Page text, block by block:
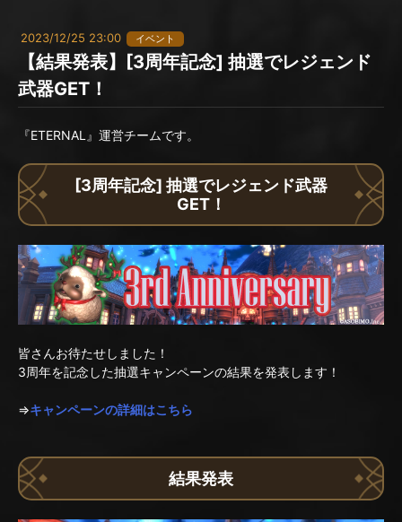
2023/12/25 23:00 イベント
【結果発表】[3周年記念] 抽選でレジェンド
武器GET！
『ETERNAL』運営チームです。
[3周年記念] 抽選でレジェンド武器
GET！
皆さんお待たせしました！
3周年を記念した抽選キャンペーンの結果を発表します！
⇒キャンペーンの詳細はこちら
結果発表